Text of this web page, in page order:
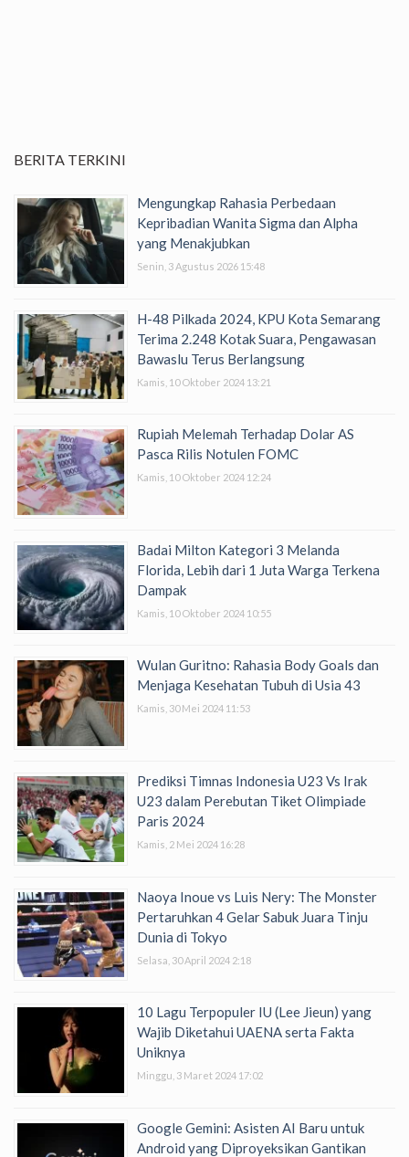
BERITA TERKINI
Mengungkap Rahasia Perbedaan
Kepribadian Wanita Sigma dan Alpha
yang Menakjubkan
Senin, 3 Agustus 2026 15:48
H-48 Pilkada 2024, KPU Kota Semarang
Terima 2.248 Kotak Suara, Pengawasan
Bawaslu Terus Berlangsung
Kamis, 10 Oktober 2024 13:21
Rupiah Melemah Terhadap Dolar AS
Pasca Rilis Notulen FOMC
Kamis, 10 Oktober 2024 12:24
Badai Milton Kategori 3 Melanda
Florida, Lebih dari 1 Juta Warga Terkena
Dampak
Kamis, 10 Oktober 2024 10:55
Wulan Guritno: Rahasia Body Goals dan
Menjaga Kesehatan Tubuh di Usia 43
Kamis, 30 Mei 2024 11:53
Prediksi Timnas Indonesia U23 Vs Irak
U23 dalam Perebutan Tiket Olimpiade
Paris 2024
Kamis, 2 Mei 2024 16:28
Naoya Inoue vs Luis Nery: The Monster
Pertaruhkan 4 Gelar Sabuk Juara Tinju
Dunia di Tokyo
Selasa, 30 April 2024 2:18
10 Lagu Terpopuler IU (Lee Jieun) yang
Wajib Diketahui UAENA serta Fakta
Uniknya
Minggu, 3 Maret 2024 17:02
Google Gemini: Asisten AI Baru untuk
Android yang Diproyeksikan Gantikan